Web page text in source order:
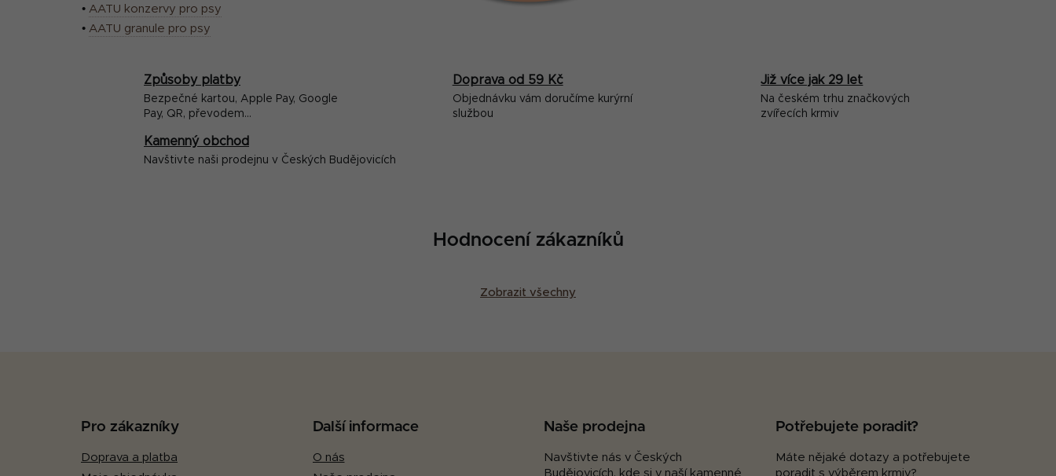
• AATU konzervy pro psy
• AATU granule pro psy
Způsoby platby
Bezpečné kartou, Apple Pay, Google
Pay, QR, převodem...
Doprava od 59 Kč
Objednávku vám doručíme kurýrní
službou
Již více jak 29 let
Na českém trhu značkových
zvířecích krmiv
Kamenný obchod
Navštivte naši prodejnu v Českých Budějovicích
Hodnocení zákazníků
Zobrazit všechny
Pro zákazníky
Doprava a platba
Další informace
O nás
Naše prodejna
Navštivte nás v Českých
Budějovicích, kde si v naší kamenné
Potřebujete poradit?
Máte nějaké dotazy a potřebujete
poradit s výběrem krmiv?